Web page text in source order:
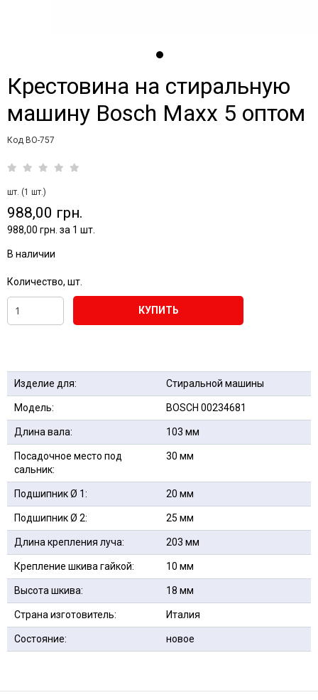
Крестовина на стиральную
машину Bosch Maxx 5 оптом
Код BO-757
шт. (1 шт.)
988,00 грн.
988,00 грн. за 1 шт.
В наличии
Количество, шт.
КУПИТЬ
Изделие для: Стиральной машины
Модель: BOSCH 00234681
Длина вала: 103 мм
Посадочное место под
сальник:
30 мм
Подшипник Ø 1: 20 мм
Подшипник Ø 2: 25 мм
Длина крепления луча: 203 мм
Крепление шкива гайкой: 10 мм
Высота шкива: 18 мм
Страна изготовитель: Италия
Состояние: новое